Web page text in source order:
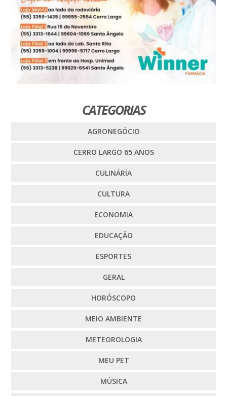
CATEGORIAS
AGRONEGÓCIO
CERRO LARGO 65 ANOS
CULINÁRIA
CULTURA
ECONOMIA
EDUCAÇÃO
ESPORTES
GERAL
HORÓSCOPO
MEIO AMBIENTE
METEOROLOGIA
MEU PET
MÚSICA